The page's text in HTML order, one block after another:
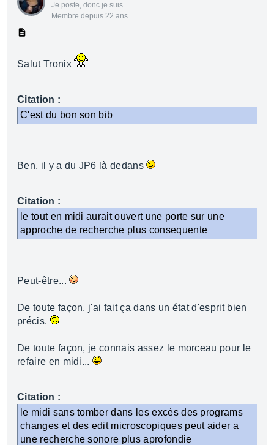
Je poste, donc je suis
Membre depuis 22 ans
Salut Tronix
Citation :
C'est du bon son bib
Ben, il y a du JP6 là dedans
Citation :
le tout en midi aurait ouvert une porte sur une
approche de recherche plus consequente
Peut-être...
De toute façon, j'ai fait ça dans un état d'esprit bien
précis.
De toute façon, je connais assez le morceau pour le
refaire en midi...
Citation :
le midi sans tomber dans les excés des programs
changes et des edit microscopiques peut aider a
une recherche sonore plus aprofondie